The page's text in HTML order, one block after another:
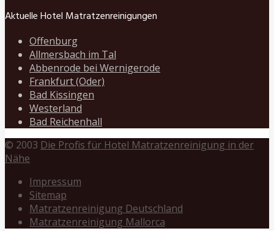
Aktuelle Hotel Matratzenreinigungen
Offenburg
Allmersbach im Tal
Abbenrode bei Wernigerode
Frankfurt (Oder)
Bad Kissingen
Westerland
Bad Reichenhall
© 2003 Die Profis für Hotel Matratzenreinigung in der
Nähe
Impressum
Sitemap
Matratzenreinigung Deutschland
Matratzenreinigung Mallorca